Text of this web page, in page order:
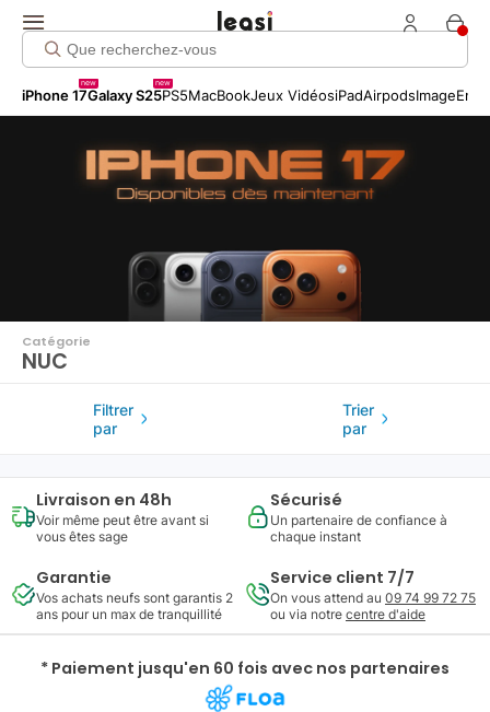
iPhone 17
new
Galaxy S25
new
PS5MacBookJeux VidéosiPadAirpodsImage
Click me!
Catégorie
NUC
Filtrer
par
Trier
par
Livraison en 48h
Voir même peut être avant si
vous êtes sage
Sécurisé
Un partenaire de confiance à
chaque instant
Garantie
Vos achats neufs sont garantis 2
ans pour un max de tranquillité
Service client 7/7
On vous attend au 09 74 99 72 75
ou via notre centre d'aide
* Paiement jusqu'en 60 fois avec nos partenaires